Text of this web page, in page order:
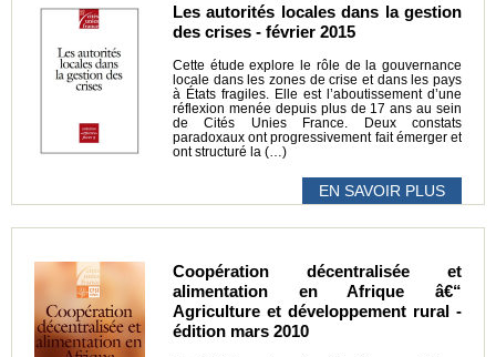
Les autorités locales dans la gestion
des crises - février 2015
Cette étude explore le rôle de la gouvernance
locale dans les zones de crise et dans les pays
à États fragiles. Elle est l’aboutissement d’une
réflexion menée depuis plus de 17 ans au sein
de Cités Unies France. Deux constats
paradoxaux ont progressivement fait émerger et
ont structuré la (…)
EN SAVOIR PLUS
Coopération décentralisée et
alimentation en Afrique â€“
Agriculture et développement rural -
édition mars 2010